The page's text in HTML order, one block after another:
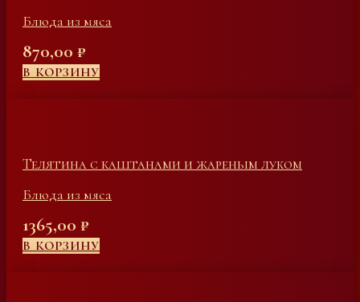
Блюда из мяса
870,00 ₽
В КОРЗИНУ
Телятина с каштанами и жареным луком
Блюда из мяса
1365,00 ₽
В КОРЗИНУ